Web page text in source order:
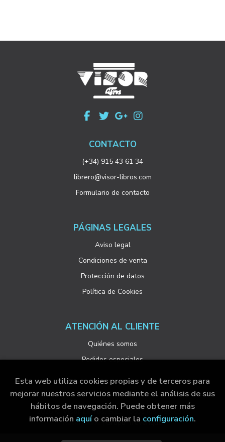
CONTACTO
(+34) 915 43 61 34
librero@visor-libros.com
Formulario de contacto
PÁGINAS LEGALES
Aviso legal
Condiciones de venta
Protección de datos
Política de Cookies
ATENCIÓN AL CLIENTE
Quiénes somos
Pedidos especiales
2026 ©Visor Libros, S.L. . Todos los Derechos
Reservados |Grupo Trevenque
Esta web utiliza cookies propias y de terceros para
mejorar nuestros servicios mediante el análisis de sus
hábitos de navegación. Puede obtener más
información aquío cambiar la configuración.